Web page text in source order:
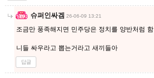
슈퍼인싸겜 26-06-09 13:21
조금만 풍족해지면 민주당은 정치를 양반처럼 함
니들 싸우라고 뽑는거라고 새끼들아
답글